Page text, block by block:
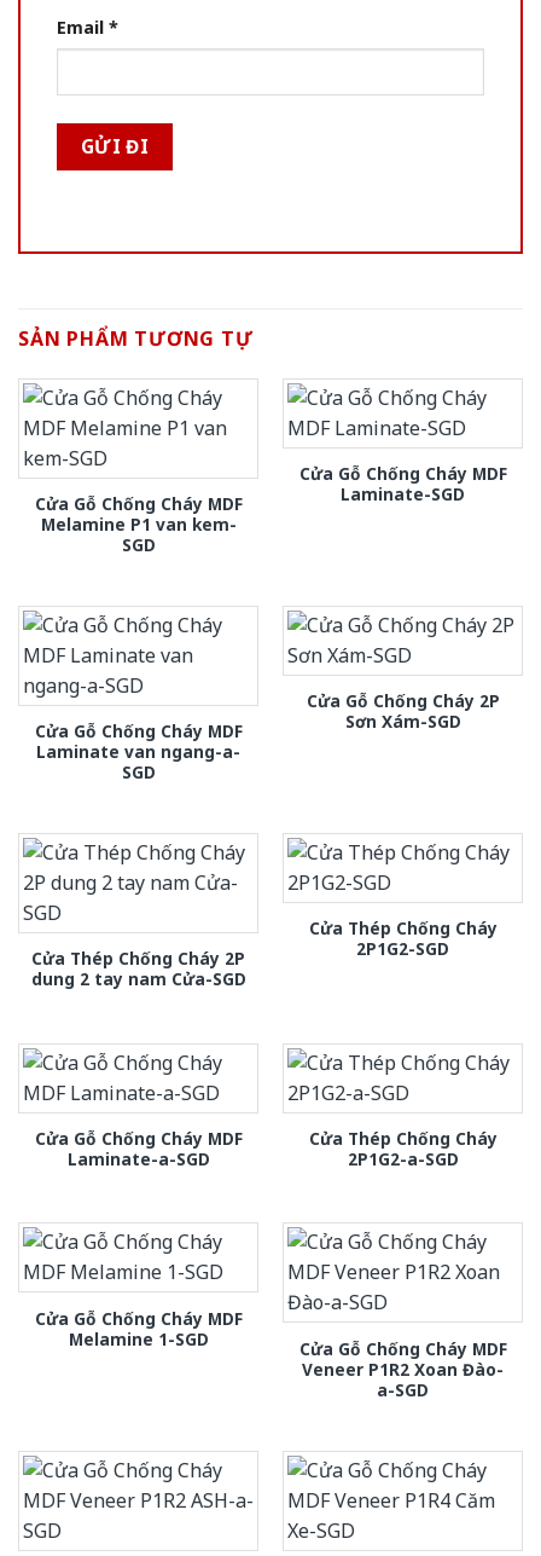
Email *
SẢN PHẨM TƯƠNG TỰ
Cửa Gỗ Chống Cháy MDF
Melamine P1 van kem-
SGD
Cửa Gỗ Chống Cháy MDF
Laminate-SGD
Cửa Gỗ Chống Cháy MDF
Laminate van ngang-a-
SGD
Cửa Gỗ Chống Cháy 2P
Sơn Xám-SGD
Cửa Thép Chống Cháy 2P
dung 2 tay nam Cửa-SGD
Cửa Thép Chống Cháy
2P1G2-SGD
Cửa Gỗ Chống Cháy MDF
Laminate-a-SGD
Cửa Thép Chống Cháy
2P1G2-a-SGD
Cửa Gỗ Chống Cháy MDF
Melamine 1-SGD
Cửa Gỗ Chống Cháy MDF
Veneer P1R2 Xoan Đào-
a-SGD